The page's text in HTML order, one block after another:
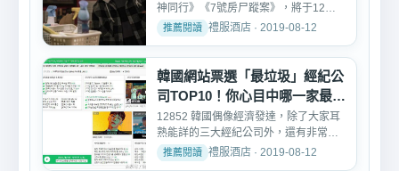
神同行》《7號房尸蹤案》，將于12月
22日同時在台上映，負責在...
禮服酒店 · 2019-08-12
韓國網站票選「最垃圾」經紀公
司TOP10！你心目中哪一家最垃
圾？
12852 韓國偶像經濟發達，除了大家耳
熟能詳的三大經紀公司外，還有非常多
的小公司，最近韓國網站...
禮服酒店 · 2019-08-12